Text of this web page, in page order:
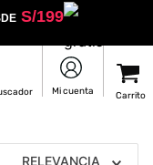
S/199
RELEVANCIA